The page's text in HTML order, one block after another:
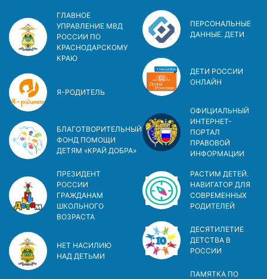
ГЛАВНОЕ
УПРАВЛЕНИЕ МВД
РОССИИ ПО
КРАСНОДАРСКОМУ
КРАЮ
Я-РОДИТЕЛЬ
БЛАГОТВОРИТЕЛЬНЫЙ
ФОНД ПОМОЩИ
ДЕТЯМ «КРАЙ ДОБРА»
ПРЕЗИДЕНТ
РОССИИ
ГРАЖДАНАМ
ШКОЛЬНОГО
ВОЗРАСТА
НЕТ НАСИЛИЮ
НАД ДЕТЬМИ
ПЕРСОНАЛЬНЫЕ
ДАННЫЕ. ДЕТИ
ДЕТИ РОССИИ
ОНЛАЙН
ОФИЦИАЛЬНЫЙ
ИНТЕРНЕТ-
ПОРТАЛ
ПРАВОВОЙ
ИНФОРМАЦИИ
РАСТИМ ДЕТЕЙ.
НАВИГАТОР ДЛЯ
СОВРЕМЕННЫХ
РОДИТЕЛЕЙ
ДЕСЯТИЛЕТИЕ
ДЕТСТВА В
РОСCИИ
ПАМЯТКА ПО